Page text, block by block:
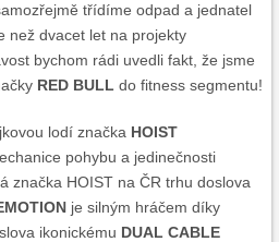
třídíme odpad a jednatel
než dvacet let na projekty
bychom rádi uvedli fakt, že jsme
RED BULL do fitness segmentu!
lodí značka HOIST
pohybu a jedinečnosti
značka HOIST na ČR trhu doslova
je silným hráčem díky
ikonickému DUAL CABLE